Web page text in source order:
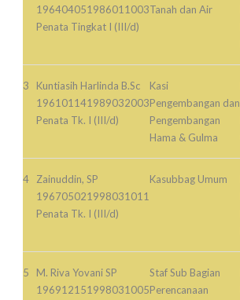
196404051986011003
Penata Tingkat I (III/d)
Tanah dan Air
3
Kuntiasih Harlinda B.Sc
196101141989032003
Penata Tk. I (III/d)
Kasi
Pengembangan dan
Pengembangan
Hama & Gulma
4
Zainuddin, SP
196705021998031011
Penata Tk. I (III/d)
Kasubbag Umum
5
M. Riva Yovani SP
196912151998031005
Staf Sub Bagian
Perencanaan